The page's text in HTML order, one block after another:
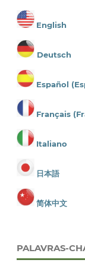
English
Deutsch
Español
Français
Italiano
日本語
简体中文
PALAVRAS-